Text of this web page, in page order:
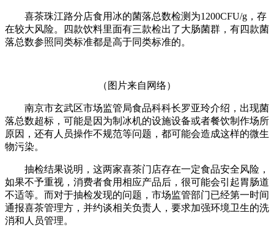
喜茶珠江路分店食用冰的菌落总数检测为1200CFU/g，存
在较大风险。四款饮料里面有三款检出了大肠菌群，有四款菌
落总数参照同类标准都是高于同类标准的。
（图片来自网络）
南京市玄武区市场监管局食品科科长罗亚玲介绍，出现菌
落总数超标，可能是因为制冰机的设施设备或者餐饮制作场所
原因，还有人员操作不规范等问题，都可能会造成这样的微生
物污染。
抽检结果说明，这两家喜茶门店存在一定食品安全风险，
如果不予重视，消费者食用相应产品后，很可能会引起胃肠道
不适等。而对于抽检发现的问题，市场监管部门已经第一时间
通报喜茶管理方，并约谈相关负责人，要求加强环境卫生的洗
消和人员管理。